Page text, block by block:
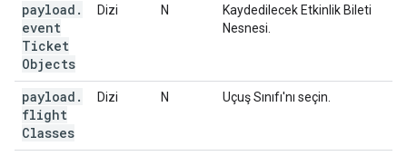
payload .
event
Ticket
Objects
Dizi N
Kaydedilecek Etkinlik Bileti
Nesnesi.
payload .
flight
Classes
Dizi N Uçuş Sınıfı'nı seçin.